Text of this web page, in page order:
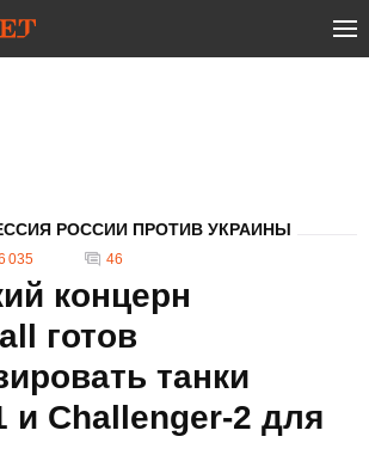
РОССИИ ПРОТИВ УКРАИНЫ
035 46
концерн
готов
танки
и Challenger-2 для